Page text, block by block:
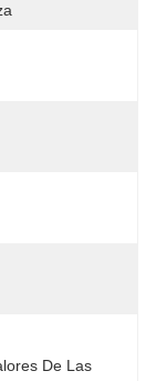
De Las